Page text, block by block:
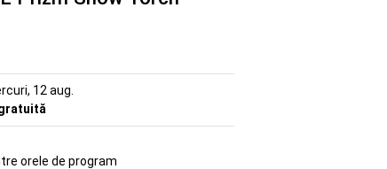
12 aug.
orele de program